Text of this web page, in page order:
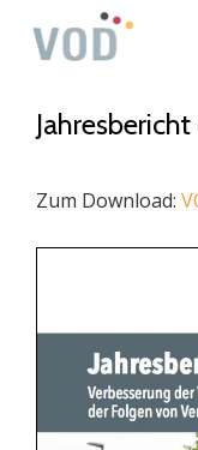
Zum Download: